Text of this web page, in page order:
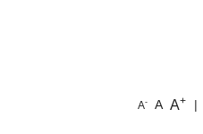
A- A A+ |